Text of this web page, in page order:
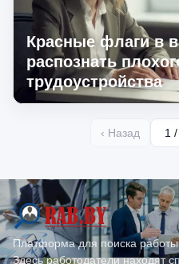
Красные флаги в
распознать
трудоустройства
‹ Назад 1
Платформа для поиска
Здесь работодатели находят